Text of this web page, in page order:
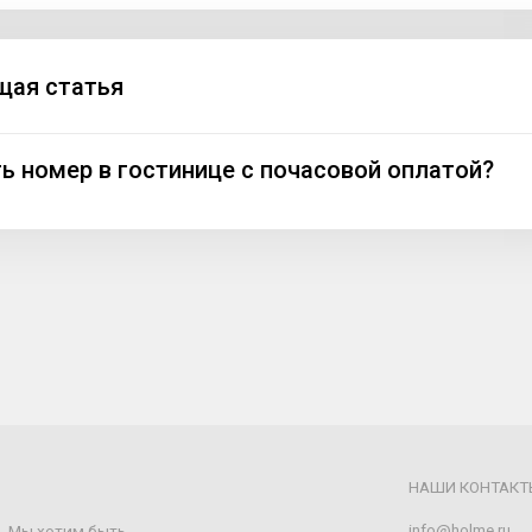
статья
номер в гостинице с почасовой оплатой?
НАШИ